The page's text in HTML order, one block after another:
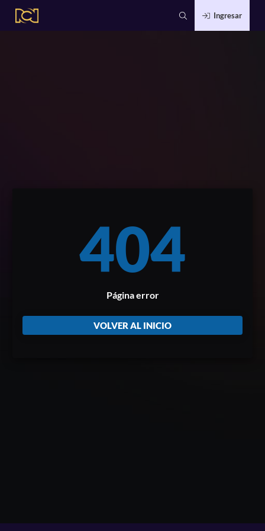
Ingresar
404
Página error
VOLVER AL INICIO